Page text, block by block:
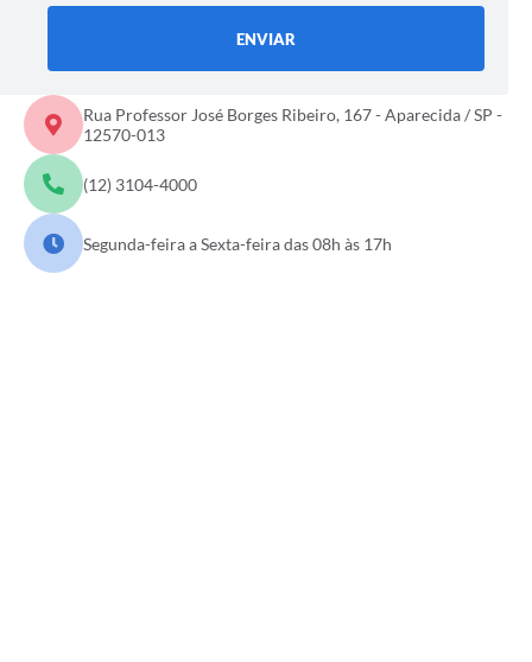
Agenda
Diário Oficial
Notícias
Contato
ENVIAR
Rua Professor José Borges Ribeiro, 167 - Aparecida / SP -
12570-013
(12) 3104-4000
Segunda-feira a Sexta-feira das 08h às 17h